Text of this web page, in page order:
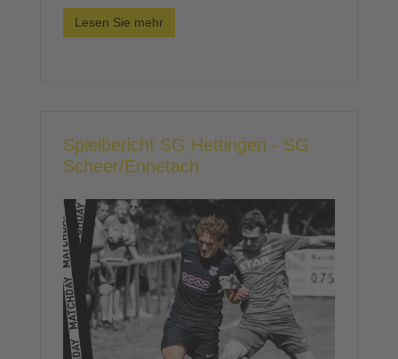
Lesen Sie mehr
Spielbericht SG Hettingen - SG
Scheer/Ennetach